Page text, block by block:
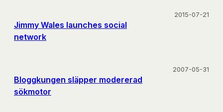
Jimmy Wales launches social
network
2015-07-21
Bloggkungen släpper modererad
sökmotor
2007-05-31